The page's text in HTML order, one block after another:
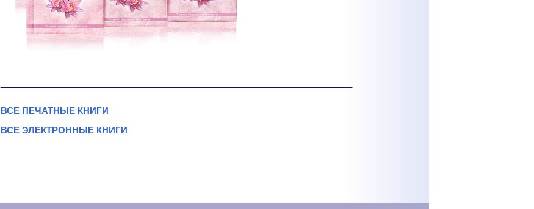
ВСЕ ПЕЧАТНЫЕ КНИГИ
ВСЕ ЭЛЕКТРОННЫЕ КНИГИ